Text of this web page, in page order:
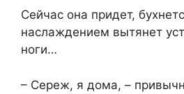
Сейчас она придет,
наслаждением вытянет
ноги…
– Сереж, я дома, –